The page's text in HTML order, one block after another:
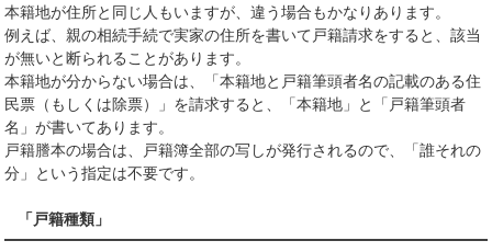
本籍地が住所と同じ人もいますが、違う場合もかなりあります。
例えば、親の相続手続で実家の住所を書いて戸籍請求をすると、該当
が無いと断られることがあります。
本籍地が分からない場合は、「本籍地と戸籍筆頭者名の記載のある住
民票（もしくは除票）」を請求すると、「本籍地」と「戸籍筆頭者
名」が書いてあります。
戸籍謄本の場合は、戸籍簿全部の写しが発行されるので、「誰それの
分」という指定は不要です。
「戸籍種類」